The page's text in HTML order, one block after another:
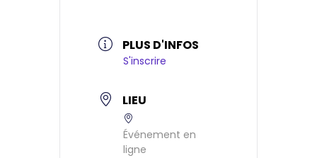
PLUS D'INFOS
S'inscrire
LIEU
Événement en
ligne